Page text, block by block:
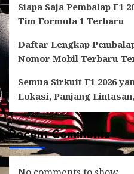
Siapa Saja Pembalap F1
Tim Formula 1 Terbaru
Daftar Lengkap
Nomor Mobil Terbaru
Semua Sirkuit F1 2026
Lokasi, Panjang
Recent Comments